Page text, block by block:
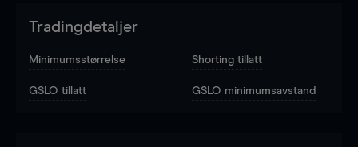
Tradingdetaljer
Minimumsstørrelse Shorting tillatt
GSLO tillatt GSLO minimumsavstand